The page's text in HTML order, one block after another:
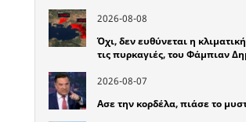
2026-08-08
Όχι, δεν ευθύνεται η
τις πυρκαγιές, του Φάμπιαν
2026-08-07
Ασε την κορδέλα, πιάσε το